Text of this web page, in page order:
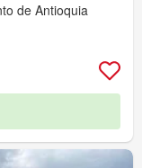
de Antioquia